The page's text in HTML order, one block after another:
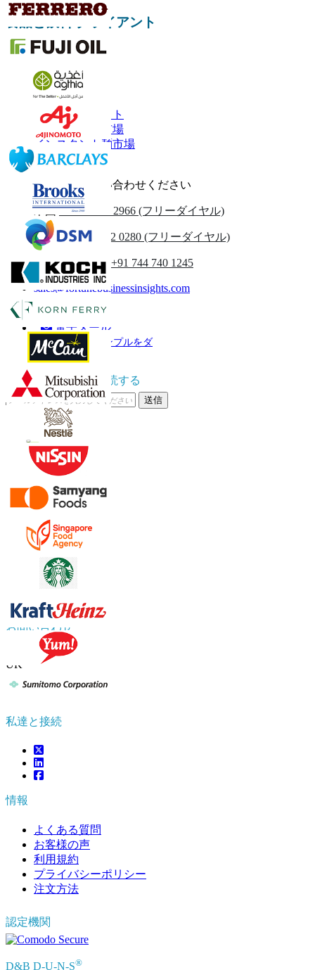
食品と飲料 クライアント
関連レポート
パスタマーケット
機能的な食品市場
インスタント麺市場
加工肉市場
お気軽にお問い合わせください
米国+1 833 909 2966 (フリーダイヤル)
英国 +44 808 502 0280 (フリーダイヤル)
(アジア太平洋) +91 744 740 1245
sales@fortunebusinessinsights.com
電話
電子メール
サンプルをダ
ウンロード
ニュースレターを購読する
送信
オンライン信頼性
お問い合わせ
+1 833 909 2966 ( Toll Free )
UK
+44 808 502 0280 (Toll Free )
私達と接続
情報
よくある質問
お客様の声
利用規約
プライバシーポリシー
注文方法
認定機関
D&B D-U-N-S®